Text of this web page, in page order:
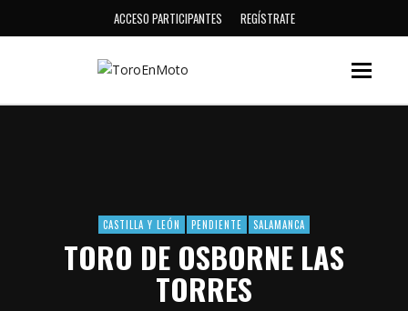
ACCESO PARTICIPANTES REGÍSTRATE
CASTILLA Y LEÓN PENDIENTE SALAMANCA
TORO DE OSBORNE LAS
TORRES